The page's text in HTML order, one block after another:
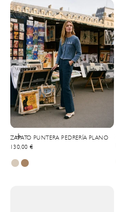
Elige opciones
ZAPATO PUNTERA PEDRERÍA PLANO
Precio de oferta
130,00 €